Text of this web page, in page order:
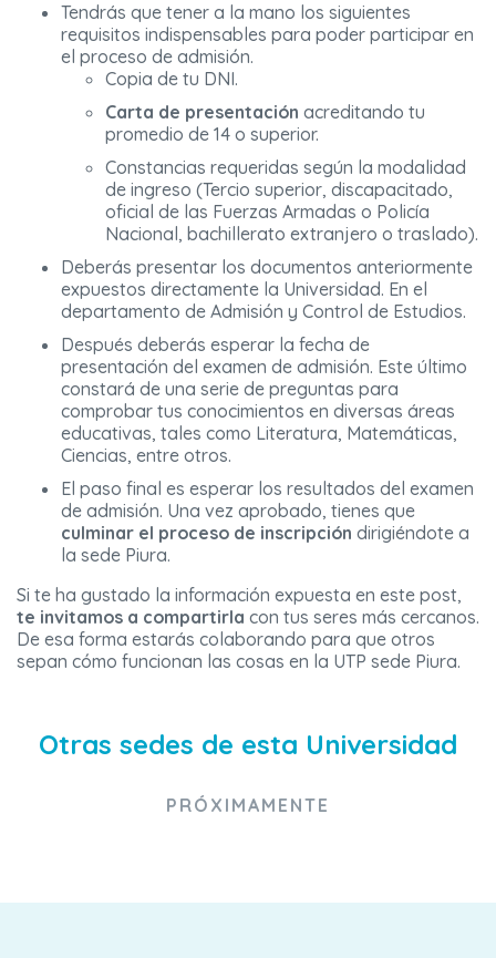
Tendrás que tener a la mano los siguientes
requisitos indispensables para poder participar en
el proceso de admisión.
Copia de tu DNI.
Carta de presentación acreditando tu
promedio de 14 o superior.
Constancias requeridas según la modalidad
de ingreso (Tercio superior, discapacitado,
oficial de las Fuerzas Armadas o Policía
Nacional, bachillerato extranjero o traslado).
Deberás presentar los documentos anteriormente
expuestos directamente la Universidad. En el
departamento de Admisión y Control de Estudios.
Después deberás esperar la fecha de
presentación del examen de admisión. Este último
constará de una serie de preguntas para
comprobar tus conocimientos en diversas áreas
educativas, tales como Literatura, Matemáticas,
Ciencias, entre otros.
El paso final es esperar los resultados del examen
de admisión. Una vez aprobado, tienes que
culminar el proceso de inscripción dirigiéndote a
la sede Piura.
Si te ha gustado la información expuesta en este post,
te invitamos a compartirla con tus seres más cercanos.
De esa forma estarás colaborando para que otros
sepan cómo funcionan las cosas en la UTP sede Piura.
Otras sedes de esta Universidad
PRÓXIMAMENTE